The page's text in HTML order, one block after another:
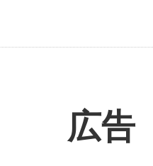
広告